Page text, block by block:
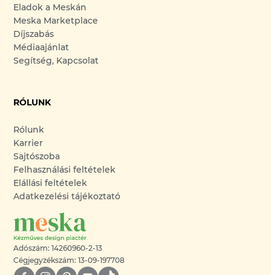
Eladok a Meskán
Meska Marketplace
Díjszabás
Médiaajánlat
Segítség, Kapcsolat
RÓLUNK
Rólunk
Karrier
Sajtószoba
Felhasználási feltételek
Elállási feltételek
Adatkezelési tájékoztató
Adószám: 14260960-2-13
Cégjegyzékszám: 13-09-197708